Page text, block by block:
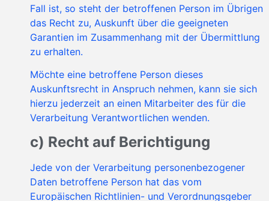
Fall ist, so steht der betroffenen Person im Übrigen
das Recht zu, Auskunft über die geeigneten
Garantien im Zusammenhang mit der Übermittlung
zu erhalten.
Möchte eine betroffene Person dieses
Auskunftsrecht in Anspruch nehmen, kann sie sich
hierzu jederzeit an einen Mitarbeiter des für die
Verarbeitung Verantwortlichen wenden.
c) Recht auf Berichtigung
Jede von der Verarbeitung personenbezogener
Daten betroffene Person hat das vom
Europäischen Richtlinien- und Verordnungsgeber